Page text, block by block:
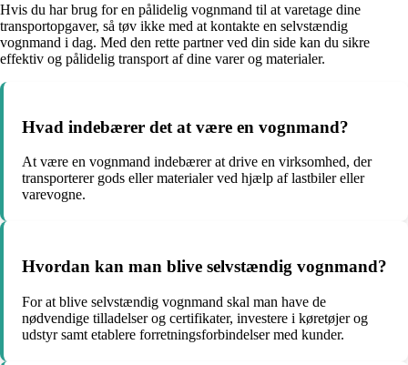
Hvis du har brug for en pålidelig vognmand til at varetage dine
transportopgaver, så tøv ikke med at kontakte en selvstændig
vognmand i dag. Med den rette partner ved din side kan du sikre
effektiv og pålidelig transport af dine varer og materialer.
Hvad indebærer det at være en vognmand?
At være en vognmand indebærer at drive en virksomhed, der
transporterer gods eller materialer ved hjælp af lastbiler eller
varevogne.
Hvordan kan man blive selvstændig vognmand?
For at blive selvstændig vognmand skal man have de
nødvendige tilladelser og certifikater, investere i køretøjer og
udstyr samt etablere forretningsforbindelser med kunder.